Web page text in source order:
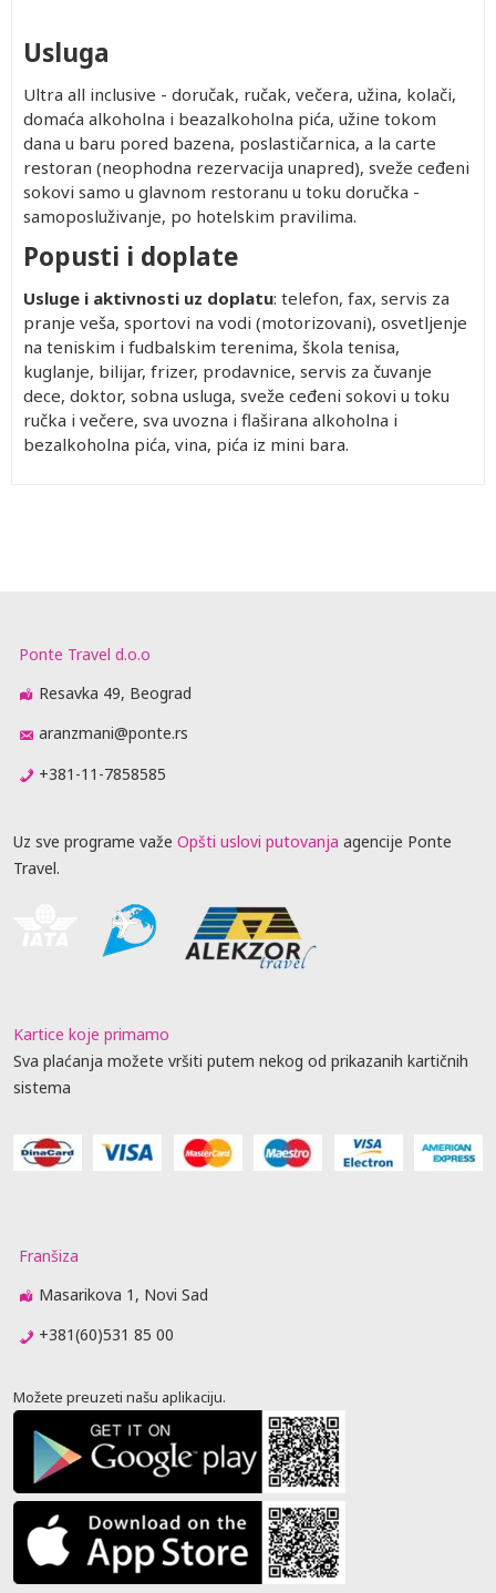
Usluga
Ultra all inclusive - doručak, ručak, večera, užina, kolači,
domaća alkoholna i beazalkoholna pića, užine tokom
dana u baru pored bazena, poslastičarnica, a la carte
restoran (neophodna rezervacija unapred), sveže ceđeni
sokovi samo u glavnom restoranu u toku doručka -
samoposluživanje, po hotelskim pravilima.
Popusti i doplate
Usluge i aktivnosti uz doplatu: telefon, fax, servis za
pranje veša, sportovi na vodi (motorizovani), osvetljenje
na teniskim i fudbalskim terenima, škola tenisa,
kuglanje, bilijar, frizer, prodavnice, servis za čuvanje
dece, doktor, sobna usluga, sveže ceđeni sokovi u toku
ručka i večere, sva uvozna i flaširana alkoholna i
bezalkoholna pića, vina, pića iz mini bara.
Ponte Travel d.o.o
Resavka 49, Beograd
aranzmani@ponte.rs
+381-11-7858585
Uz sve programe važe Opšti uslovi putovanja agencije Ponte
Travel.
Kartice koje primamo
Sva plaćanja možete vršiti putem nekog od prikazanih kartičnih
sistema
Franšiza
Masarikova 1, Novi Sad
+381(60)531 85 00
Možete preuzeti našu aplikaciju.